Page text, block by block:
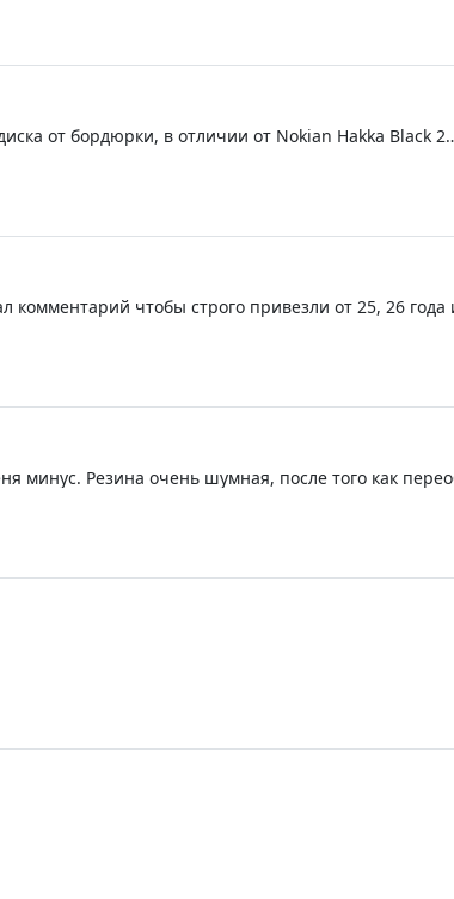
от бордюрки, в отличии от Nokian Hakka Black 2
понял посадку на диск. Огромный зазор между
комментарий чтобы строго привезли от 25, 26 года
минус. Резина очень шумная, после того как
3 звезды.